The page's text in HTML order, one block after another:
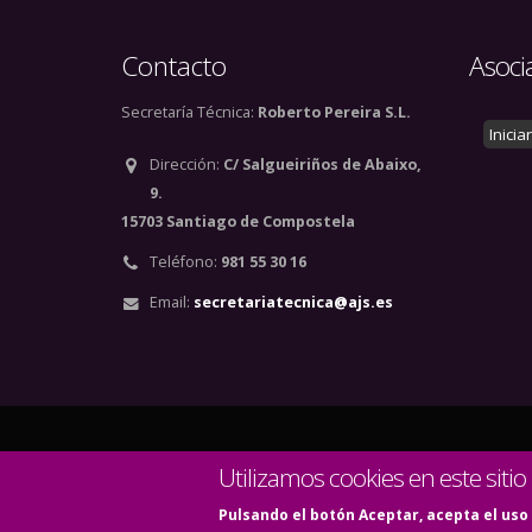
Contacto
Secretaría Técnica: Roberto Pereira S.L.
Dirección: C/ Salgueiriños de Abaixo,
9.
15703 Santiago de Compostela
Teléfono: 981 55 30 16
Email: secretariatecnica@ajs.es
Utilizamos cookies en este
Pulsando el botón Aceptar, acepta el